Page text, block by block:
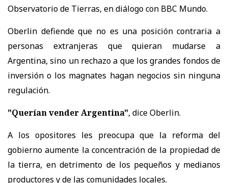
Observatorio de Tierras, en diálogo con BBC Mundo.
Oberlin defiende que no es una posición contraria a
personas extranjeras que quieran mudarse a
Argentina, sino un rechazo a que los grandes fondos de
inversión o los magnates hagan negocios sin ninguna
regulación.
"Querían vender Argentina", dice Oberlin.
A los opositores les preocupa que la reforma del
gobierno aumente la concentración de la propiedad de
la tierra, en detrimento de los pequeños y medianos
productores y de las comunidades locales.